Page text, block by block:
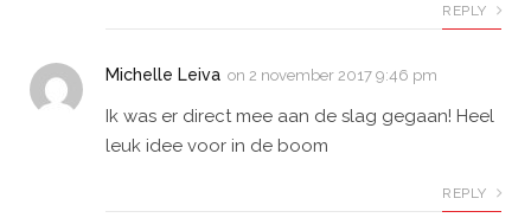
REPLY
Michelle Leiva on 2 november 2017 9:46 pm
Ik was er direct mee aan de slag gegaan! Heel
leuk idee voor in de boom
REPLY